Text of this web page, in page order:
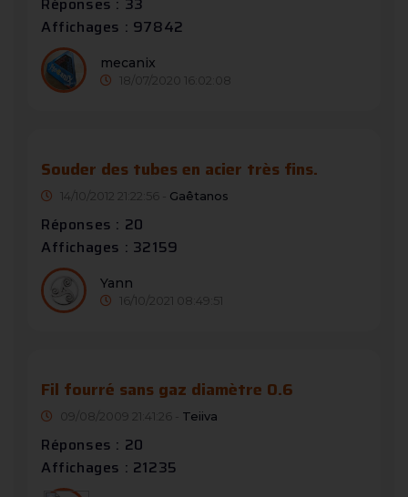
Affichages : 97842
mecanix
18/07/2020 16:02:08
Souder des tubes en acier très fins.
14/10/2012 21:22:56 - Gaêtanos
Réponses : 20
Affichages : 32159
Yann
16/10/2021 08:49:51
Fil fourré sans gaz diamètre 0.6
09/08/2009 21:41:26 - Teiiva
Réponses : 20
Affichages : 21235